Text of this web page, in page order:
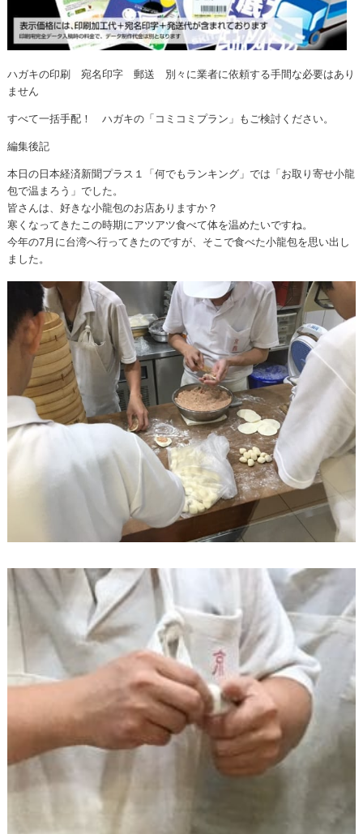
ハガキの印刷 宛名印字 郵送 別々に業者に依頼する手間な必要はあり
ません
すべて一括手配！ ハガキの「コミコミプラン」もご検討ください。
編集後記
本日の日本経済新聞プラス１「何でもランキング」では「お取り寄せ小龍
包で温まろう」でした。
皆さんは、好きな小龍包のお店ありますか？
寒くなってきたこの時期にアツアツ食べて体を温めたいですね。
今年の7月に台湾へ行ってきたのですが、そこで食べた小龍包を思い出し
ました。